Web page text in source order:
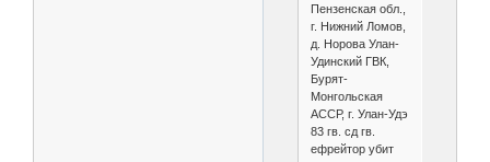
Пензенская обл.,
г. Нижний Ломов,
д. Норова Улан-
Удинский ГВК,
Бурят-
Монгольская
АССР, г. Улан-Удэ
83 гв. сд гв.
ефрейтор убит